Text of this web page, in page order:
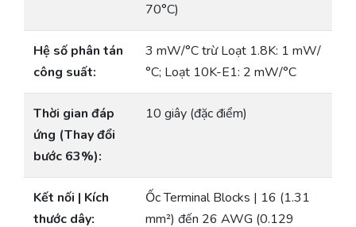
70°C)
Hệ số phân tán
công suất:
3 mW/°C trừ Loạt 1.8K: 1 mW/
°C; Loạt 10K-E1: 2 mW/°C
Thời gian đáp
ứng (Thay đổi
bước 63%):
10 giây (đặc điểm)
Kết nối | Kích
thước dây:
Ốc Terminal Blocks | 16 (1.31
mm²) đến 26 AWG (0.129